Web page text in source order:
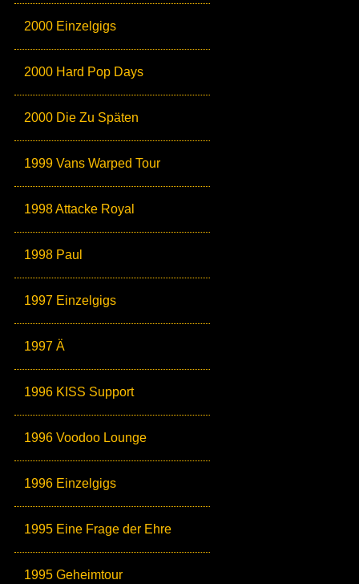
2000 Einzelgigs
2000 Hard Pop Days
2000 Die Zu Späten
1999 Vans Warped Tour
1998 Attacke Royal
1998 Paul
1997 Einzelgigs
1997 Ä
1996 KISS Support
1996 Voodoo Lounge
1996 Einzelgigs
1995 Eine Frage der Ehre
1995 Geheimtour